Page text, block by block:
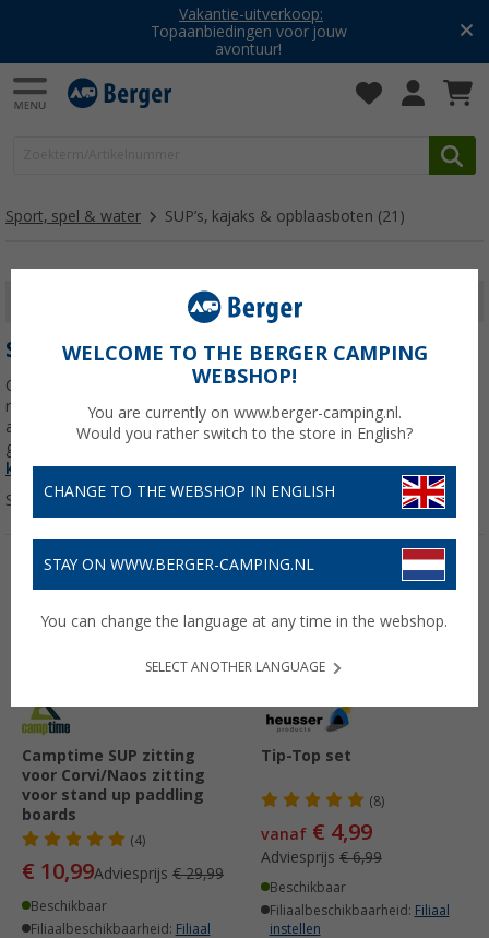
Vakantie-uitverkoop:
Topaanbiedingen voor jouw
avontuur!
Sport, spel & water SUP’s, kajaks & opblaasboten (21)
FILTER WEERGEVEN
SUP’S, KAJAKS & OPBLAASBOTEN
Ontdek de vrijheid van watersport met een SUP board , kajak of
rubberboot . Dankzij compacte opblaasbare modellen en handige
accessoires zoals een dry bag , zwemvest en elektrische pomp
geniet je optimaal van iedere vakantie en
Lees meer over
kajaks & opblaasboten>>>
Sorteren:
Camptime SUP zitting
voor Corvi/Naos zitting
voor stand up paddling
boards
(4)
€ 10,99Adviesprijs € 29,99
Beschikbaar
Filiaalbeschikbaarheid: Filiaal
Tip-Top set
(8)
vanaf € 4,99
Adviesprijs € 6,99
Beschikbaar
Filiaalbeschikbaarheid: Filiaal
instellen
WELCOME TO THE BERGER CAMPING
WEBSHOP!
You are currently on www.berger-camping.nl.
Would you rather switch to the store in English?
CHANGE TO THE WEBSHOP IN ENGLISH
STAY ON WWW.BERGER-CAMPING.NL
You can change the language at any time in the webshop.
SELECT ANOTHER LANGUAGE